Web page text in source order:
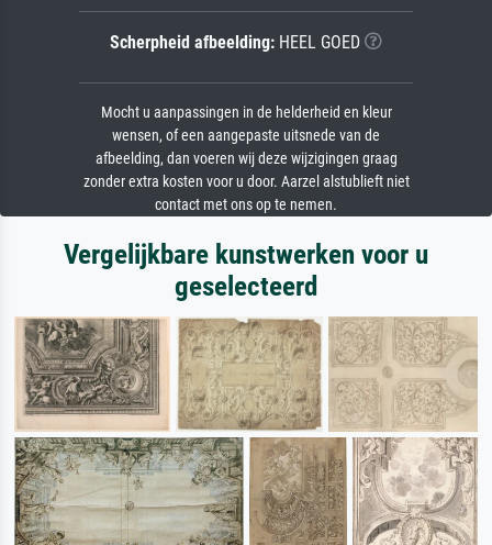
Scherpheid afbeelding: HEEL GOED
Mocht u aanpassingen in de helderheid en kleur
wensen, of een aangepaste uitsnede van de
afbeelding, dan voeren wij deze wijzigingen graag
zonder extra kosten voor u door. Aarzel alstublieft niet
contact met ons op te nemen.
Vergelijkbare kunstwerken voor u
geselecteerd